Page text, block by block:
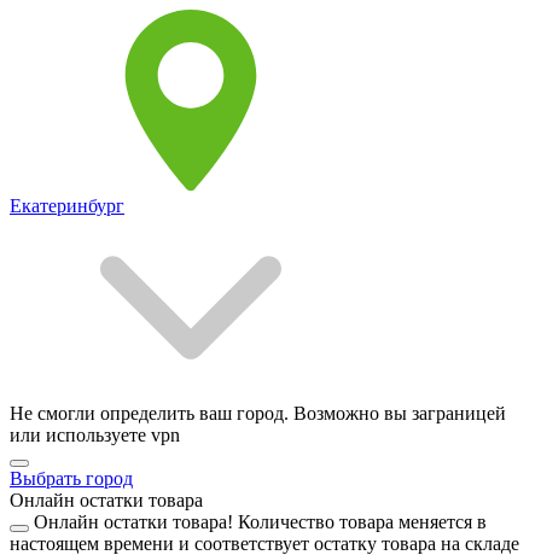
Екатеринбург
Не смогли определить ваш город. Возможно вы заграницей
или используете vpn
Выбрать город
Онлайн остатки товара
Онлайн остатки товара! Количество товара меняется в
настоящем времени и соответствует остатку товара на складе